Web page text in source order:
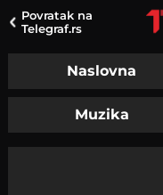
Povratak na
Telegraf.rs
Naslovna
Muzika